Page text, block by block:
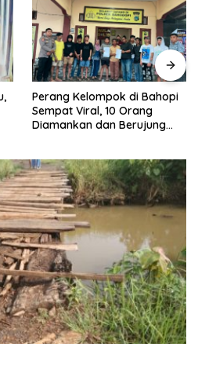
Perang Kelompok di Bahopi
Sempat Viral, 10 Orang
Diamankan dan Berujung